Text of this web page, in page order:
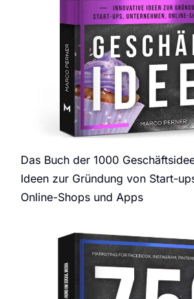
Das Buch der 1000
Ideen zur Gründung von Start-
Online-Shops und Apps